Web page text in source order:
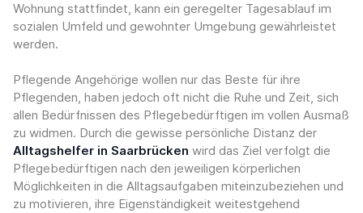
Wohnung stattfindet, kann ein geregelter Tagesablauf im
sozialen Umfeld und gewohnter Umgebung gewährleistet
werden.
Pflegende Angehörige wollen nur das Beste für ihre
Pflegenden, haben jedoch oft nicht die Ruhe und Zeit, sich
allen Bedürfnissen des Pflegebedürftigen im vollen Ausmaß
zu widmen. Durch die gewisse persönliche Distanz der
Alltagshelfer in Saarbrücken wird das Ziel verfolgt die
Pflegebedürftigen nach den jeweiligen körperlichen
Möglichkeiten in die Alltagsaufgaben miteinzubeziehen und
zu motivieren, ihre Eigenständigkeit weitestgehend